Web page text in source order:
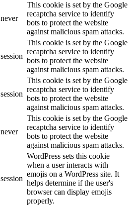
never
This cookie is set by the Google
recaptcha service to identify
bots to protect the website
against malicious spam attacks.
session
This cookie is set by the Google
recaptcha service to identify
bots to protect the website
against malicious spam attacks.
session
This cookie is set by the Google
recaptcha service to identify
bots to protect the website
against malicious spam attacks.
never
This cookie is set by the Google
recaptcha service to identify
bots to protect the website
against malicious spam attacks.
session
WordPress sets this cookie
when a user interacts with
emojis on a WordPress site. It
helps determine if the user's
browser can display emojis
properly.